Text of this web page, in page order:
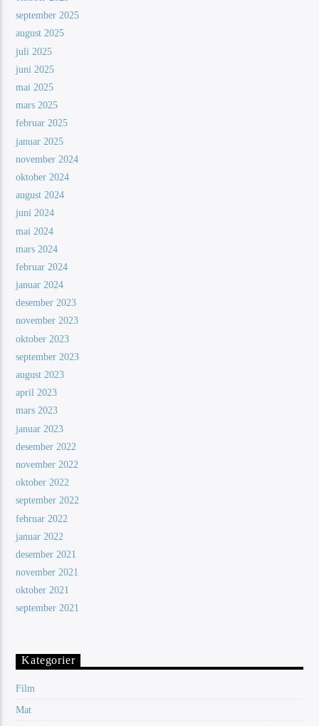
september 2025
august 2025
juli 2025
juni 2025
mai 2025
mars 2025
februar 2025
januar 2025
november 2024
oktober 2024
august 2024
juni 2024
mai 2024
mars 2024
februar 2024
januar 2024
desember 2023
november 2023
oktober 2023
september 2023
august 2023
april 2023
mars 2023
januar 2023
desember 2022
november 2022
oktober 2022
september 2022
februar 2022
januar 2022
desember 2021
november 2021
oktober 2021
september 2021
Kategorier
Film
Mat